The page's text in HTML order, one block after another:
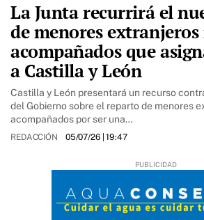
La Junta recurrirá el
de menores extranjeros
acompañados que
a Castilla y León
Castilla y León presentará un recurso
del Gobierno sobre el reparto de menores
acompañados por ser una…
REDACCIÓN 05/07/26| 19:47